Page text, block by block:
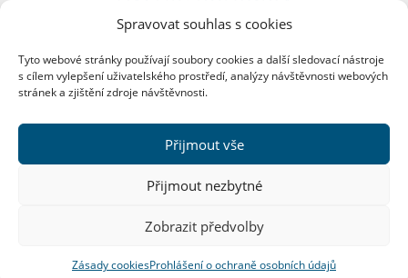
Spravovat souhlas s cookies
Tyto webové stránky používají soubory cookies a další sledovací nástroje
s cílem vylepšení uživatelského prostředí, analýzy návštěvnosti webových
stránek a zjištění zdroje návštěvnosti.
Přijmout vše
Přijmout nezbytné
Zobrazit předvolby
Zásady cookiesProhlášení o ochraně osobních údajů
Filozofická fakulta
nám. Jana Palacha 1/2
116 38 Praha 1
DIČ: CZ00216208
Další kontakty